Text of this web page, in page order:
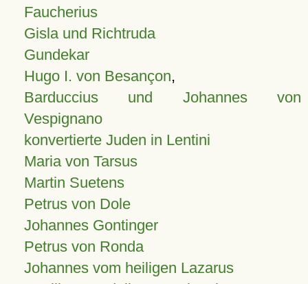
Faucherius
Gisla und Richtruda
Gundekar
Hugo I. von Besançon,
Barduccius und Johannes von
Vespignano
konvertierte Juden in Lentini
Maria von Tarsus
Martin Suetens
Petrus von Dole
Johannes Gontinger
Petrus von Ronda
Johannes vom heiligen Lazarus